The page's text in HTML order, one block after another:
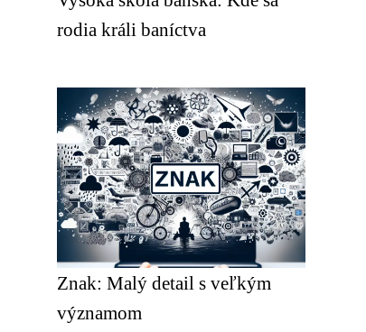
rodia králi baníctva
Znak: Malý detail s veľkým
významom